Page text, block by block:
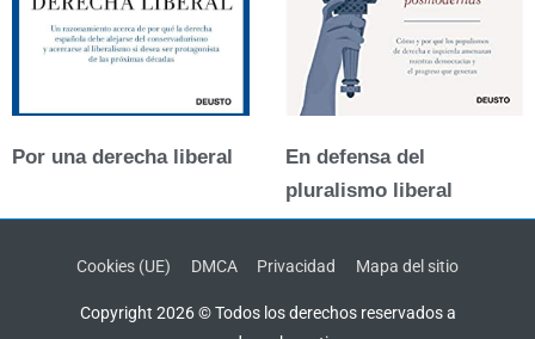
Por una derecha liberal
En defensa del
pluralismo liberal
Cookies (UE) DMCA Privacidad Mapa del sitio
Copyright 2026 © Todos los derechos reservados a